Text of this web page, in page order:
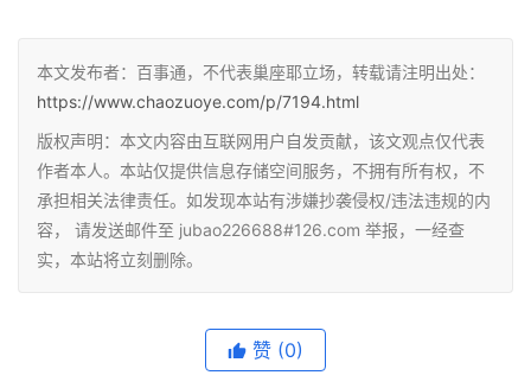
本文发布者：百事通，不代表巢座耶立场，转载请注明出处：
https://www.chaozuoye.com/p/7194.html
版权声明：本文内容由互联网用户自发贡献，该文观点仅代表
作者本人。本站仅提供信息存储空间服务，不拥有所有权，不
承担相关法律责任。如发现本站有涉嫌抄袭侵权/违法违规的内
容， 请发送邮件至 jubao226688#126.com 举报，一经查
实，本站将立刻删除。
赞 (0)